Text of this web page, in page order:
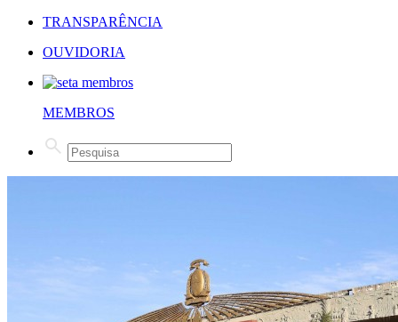
TRANSPARÊNCIA
OUVIDORIA
MEMBROS